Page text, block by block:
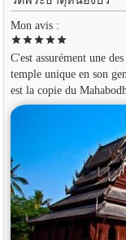
Mon avis :
starstarstarstarstar
C'est assurément une
temple unique en son
est la copie du